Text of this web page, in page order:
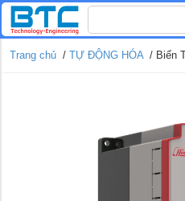
kiếm
cho:
Trang chủ / TỰ ĐỘNG HÓA/ Biến